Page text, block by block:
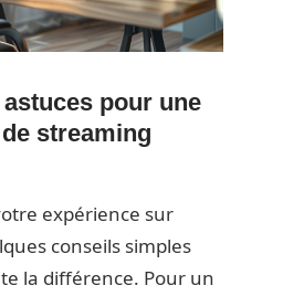
pour une
streaming
expérience sur
conseils simples
la différence. Pour un